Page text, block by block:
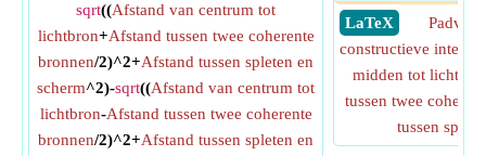
sqrt((Afstand van centrum tot
lichtbron+Afstand tussen twee coherente
bronnen/2)^2+Afstand tussen spleten en
scherm^2)-sqrt((Afstand van centrum tot
lichtbron-Afstand tussen twee coherente
bronnen/2)^2+Afstand tussen spleten en
​ LaTeX
constructieve
midden tot
tussen twee
tussen